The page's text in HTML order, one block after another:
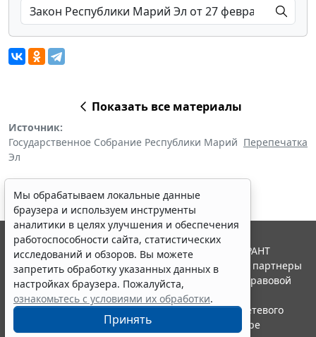
Показать все материалы
Источник:
Государственное Собрание Республики Марий
Эл
Перепечатка
Мы обрабатываем локальные данные
браузера и используем инструменты
аналитики в целях улучшения и обеспечения
работоспособности сайта, статистических
исследований и обзоров. Вы можете
запретить обработку указанных данных в
настройках браузера. Пожалуйста,
ознакомьтесь с условиями их обработки.
Принять
© ООО "НПП "ГАРАНТ-СЕРВИС", 2026. Система ГАРАНТ
выпускается с 1990 года. Компания "Гарант" и ее партнеры
являются участниками Российской ассоциации правовой
информации ГАРАНТ.
Портал ГАРАНТ.РУ зарегистрирован в качестве сетевого
издания Федеральной службой по надзору в сфере